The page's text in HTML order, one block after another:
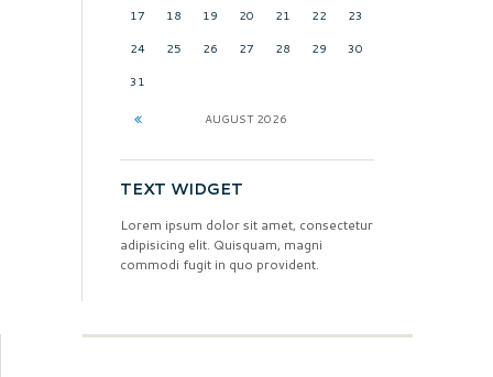
17 18 19 20 21 22 23
24 25 26 27 28 29 30
31
AUGUST 2026
TEXT WIDGET
Lorem ipsum dolor sit amet, consectetur
adipisicing elit. Quisquam, magni
commodi fugit in quo provident.